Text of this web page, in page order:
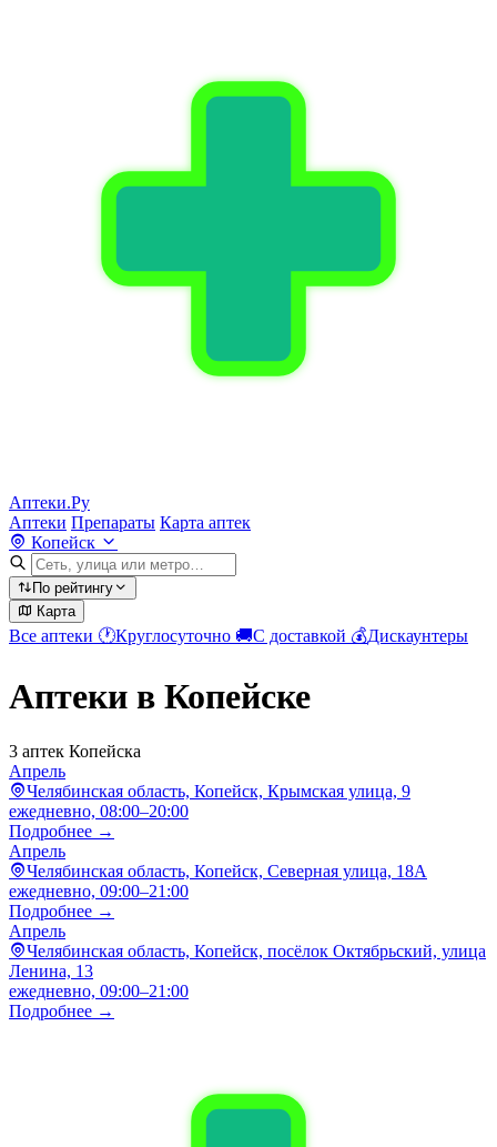
Аптеки.Ру
Аптеки Препараты Карта аптек
Копейск
По рейтингу
Карта
Все аптеки 🕐Круглосуточно 🚚С доставкой 💰Дискаунтеры
Аптеки в Копейске
3 аптек Копейска
Апрель
Челябинская область, Копейск, Крымская улица, 9
ежедневно, 08:00–20:00
Подробнее →
Апрель
Челябинская область, Копейск, Северная улица, 18А
ежедневно, 09:00–21:00
Подробнее →
Апрель
Челябинская область, Копейск, посёлок Октябрьский, улица
Ленина, 13
ежедневно, 09:00–21:00
Подробнее →